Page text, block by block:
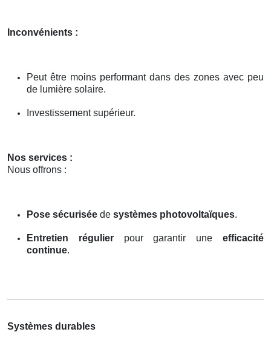
Inconvénients :
Peut être moins performant dans des zones avec peu
de lumière solaire.
Investissement supérieur.
Nos services :
Nous offrons :
Pose sécurisée de systèmes photovoltaïques.
Entretien régulierpour garantir uneefficacité
continue.
Systèmes durables